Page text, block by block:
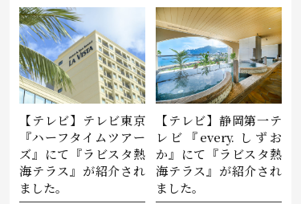
【テレビ】テレビ東京
『ハーフタイムツアー
ズ』にて『ラビスタ熱
海テラス』が紹介され
ました。
【テレビ】静岡第一テ
レビ『every. しずお
か』にて『ラビスタ熱
海テラス』が紹介され
ました。